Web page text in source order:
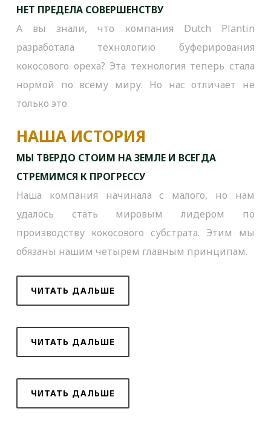
НЕТ ПРЕДЕЛА СОВЕРШЕНСТВУ
А вы знали, что компания Dutch Plantin
разработала технологию буферирования
кокосового ореха? Эта технология теперь стала
нормой по всему миру. Но нас отличает не
только это.
НАША ИСТОРИЯ
МЫ ТВЕРДО СТОИМ НА ЗЕМЛЕ И ВСЕГДА
СТРЕМИМСЯ К ПРОГРЕССУ
Наша компания начинала с малого, но нам
удалось стать мировым лидером по
производству кокосового субстрата. Этим мы
обязаны нашим четырем главным принципам.
ЧИТАТЬ ДАЛЬШЕ
ЧИТАТЬ ДАЛЬШЕ
ЧИТАТЬ ДАЛЬШЕ